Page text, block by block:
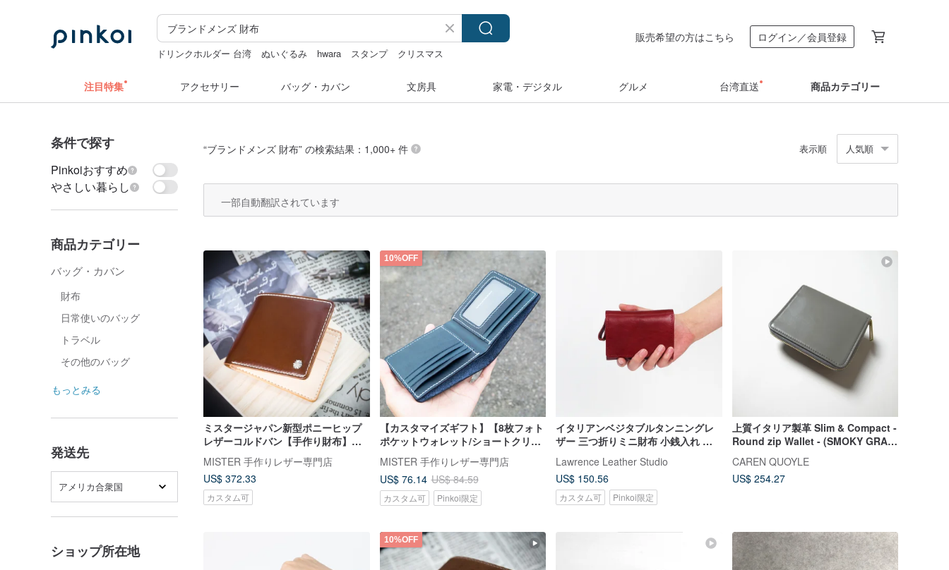
ドリンクホルダー 台湾 ぬいぐるみ hwara スタンプ
クリスマス
販売希望の方はこちら ログイン／会員登録
注目特集 アクセサリー バッグ・カバン 文房具 家電・デジタル グルメ 台湾直送 商品カテゴリー
条件で探す
Pinkoiおすすめ
やさしい暮らし
商品カテゴリー
バッグ・カバン
財布
日常使いのバッグ
トラベル
その他のバッグ
もっとみる
発送先
アメリカ合衆国
ショップ所在地
“ブランドメンズ 財布” の検索結果：1,000+ 件 表示順 人気順
一部自動翻訳されています
ミスタージャパン新型ポニーヒップ
レザーコルドバン【手作り財布】カ
スタマイズレター
MISTER 手作りレザー専門店
US$ 372.33
カスタム可
10%OFF
【カスタマイズギフト】【8枚フォト
ポケットウォレット/ショートクリッ
プ/シルバー/ウォレット】手作り素材
バッグ
MISTER 手作りレザー専門店
US$ 76.14 US$ 84.59
カスタム可 Pinkoi限定
イタリアンベジタブルタンニングレ
ザー 三つ折りミニ財布 小銭入れ ミ
デー ギフト
Lawrence Leather Studio
US$ 150.56
カスタム可 Pinkoi限定
上質イタリア製革 Slim & Compact -
Round zip Wallet - (SMOKY GRAY)
CAREN QUOYLE
US$ 254.27
10%OFF